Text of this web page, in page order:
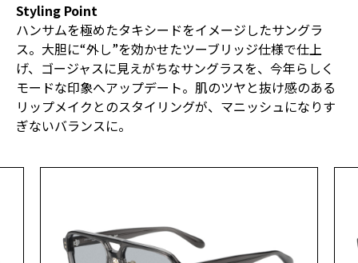
Styling Point
ハンサムを極めたタキシードをイメージしたサングラ
ス。大胆に“外し”を効かせたツーブリッジ仕様で仕上
げ、ゴージャスに見えがちなサングラスを、今年らしく
モードな印象へアップデート。肌のツヤと抜け感のある
リップメイクとのスタイリングが、マニッシュになりす
ぎないバランスに。